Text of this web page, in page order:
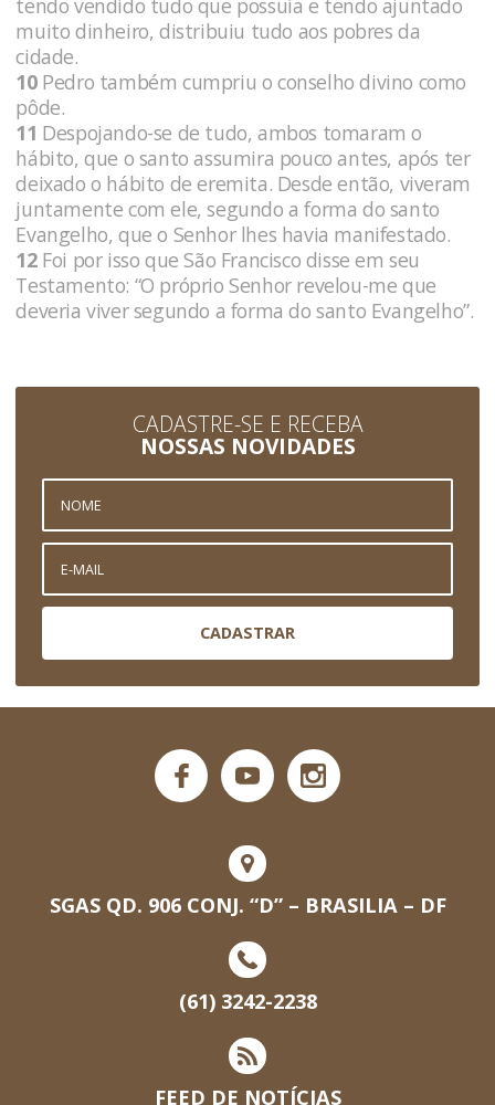
muito dinheiro, distribuiu tudo aos pobres da
cidade.
10Pedro também cumpriu o conselho divino como
pôde.
11 Despojando-se de tudo, ambos tomaram o
hábito, que o santo assumira pouco antes, após ter
deixado o hábito de eremita. Desde então, viveram
juntamente com ele, segundo a forma do santo
Evangelho, que o Senhor lhes havia manifestado.
12Foi por isso que São Francisco disse em seu
Testamento: “O próprio Senhor revelou-me que
deveria viver segundo a forma do santo Evangelho”.
CADASTRE-SE E RECEBA
NOSSAS NOVIDADES
CADASTRAR
SGAS QD. 906 CONJ. “D” – BRASILIA – DF
(61) 3242-2238
FEED DE NOTÍCIAS